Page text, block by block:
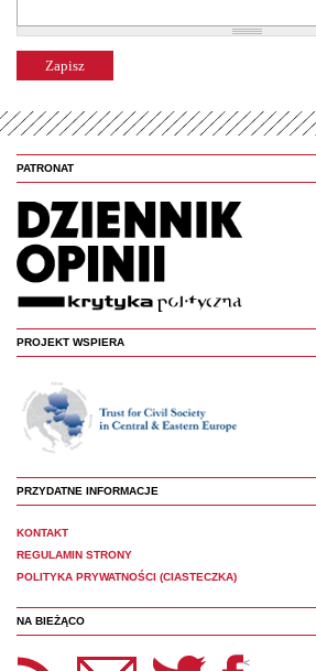
PATRONAT
PROJEKT WSPIERA
PRZYDATNE INFORMACJE
KONTAKT
REGULAMIN STRONY
POLITYKA PRYWATNOŚCI (CIASTECZKA)
NA BIEŻĄCO
Panoptyka Facebook <